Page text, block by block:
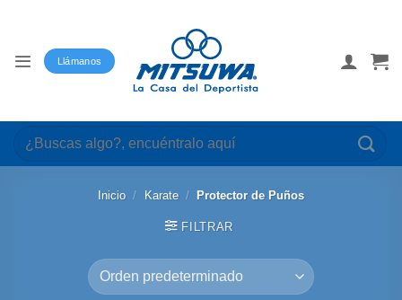
Llámanos
Buscar
por:
Inicio / Karate / Protector de Puños
FILTRAR